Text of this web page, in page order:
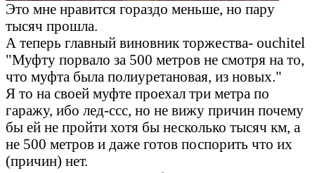
Это мне нравится гораздо меньше, но пару
тысяч прошла.
А теперь главный виновник торжества- ouchitel
"Муфту порвало за 500 метров не смотря на то,
что муфта была полиуретановая, из новых."
Я то на своей муфте проехал три метра по
гаражу, ибо лед-ссс, но не вижу причин почему
бы ей не пройти хотя бы несколько тысяч км, а
не 500 метров и даже готов поспорить что их
(причин) нет.